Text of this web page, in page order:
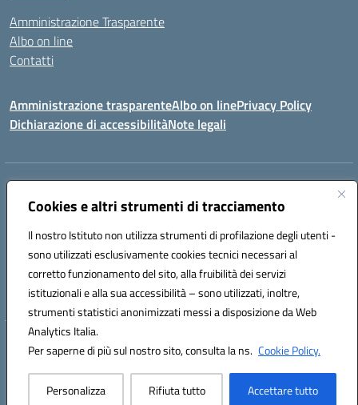
Cookies e altri strumenti di tracciamento
Il nostro Istituto non utilizza strumenti di profilazione degli utenti -
sono utilizzati esclusivamente cookies tecnici necessari al
corretto funzionamento del sito, alla fruibilità dei servizi
istituzionali e alla sua accessibilità – sono utilizzati, inoltre,
strumenti statistici anonimizzati messi a disposizione da Web
Analytics Italia.
Per saperne di più sul nostro sito, consulta la ns. Cookie Policy.
Personalizza Rifiuta tutto Accettare tutto
Amministrazione Trasparente
Albo on line
Contatti
Amministrazione trasparenteAlbo on linePrivacy Policy
Dichiarazione di accessibilitàNote legali
Indirizzo:
Centralino:078170786 Email:caic875002@istruzione.it
Codice fiscale: 90027700922
Codice meccanografico:
CAIC875002
Codice unico di fatturazione (CUF): UFVRG0
Hosting & Powered by 3D Solution S.r.l.
Concept & Design by Designers Italia